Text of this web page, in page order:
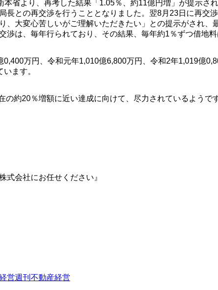
省より、再考した結果「1.05％、約11億円増」が提示さ
長との再交渉を行うこととなりました。翌8月23日に再交
、大変心苦しいがご理解いただきたい」との提示がされ
は、毎年行られており、その結果、毎年約1％ずつ借地料
万円、令和元年1,010億6,800万円、令和2年1,019億
ます。
約20％増額に近い達成に向けて、尽力されているよう
式会社にお任せください』
営週刊不動産経営